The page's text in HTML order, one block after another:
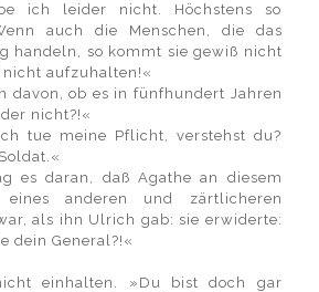
ich leider nicht. Höchstens so
auch die Menschen, die das
handeln, so kommt sie gewiß nicht
aufzuhalten!«
davon, ob es in fünfhundert Jahren
nicht?!«
tue meine Pflicht, verstehst du?
es daran, daß Agathe an diesem
eines anderen und zärtlicheren
als ihn Ulrich gab: sie erwiderte:
dein General?!«
einhalten. »Du bist doch gar